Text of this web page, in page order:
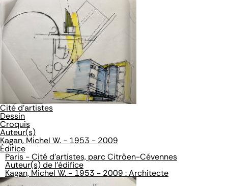
Cité d'artistes
Dessin
Croquis
Auteur(s)
Kagan, Michel W. - 1953 - 2009
Édifice
Paris - Cité d'artistes, parc Citröen-Cévennes
Auteur(s) de l'édifice
Kagan, Michel W. - 1953 - 2009 : Architecte